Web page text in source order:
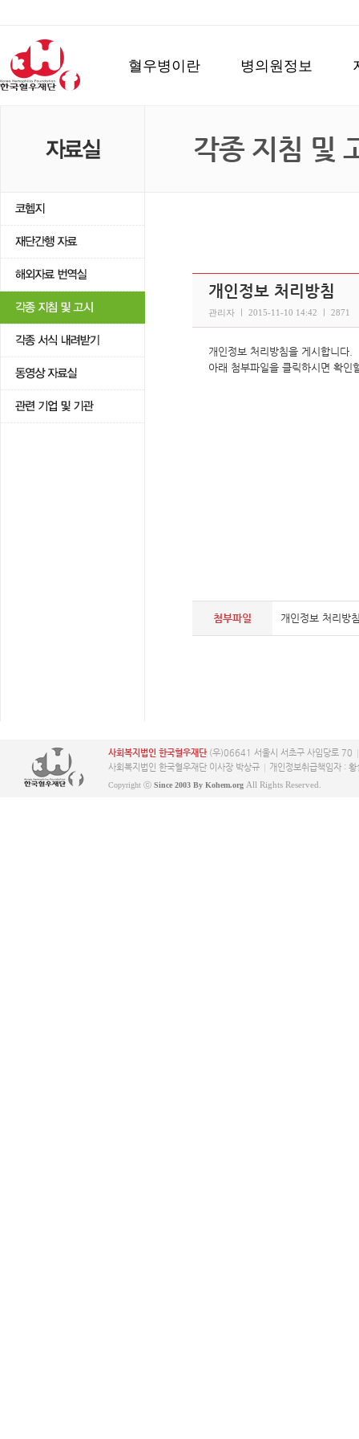
혈우병이란 병의원정보
각종 지침 및
개인정보 처리방침
관리자 ㅣ 2015-11-10 14:42 ㅣ 2871
개인정보 처리방침을 게시합니다.
아래 첨부파일을 클릭하시면 확인
첨부파일 개인정보 처리방
사회복지법인 한국혈우재단(우)06641 서울시 서초구 사임당로 70
사회복지법인 한국혈우재단 이사장 박상규
개인정보취급책임자 : 황
Copyright ⓒ Since 2003 By Kohem.org All Rights Reserved.